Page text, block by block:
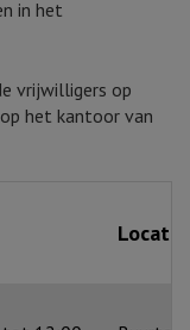
in het
vrijwilligers op
het kantoor van
Locatie